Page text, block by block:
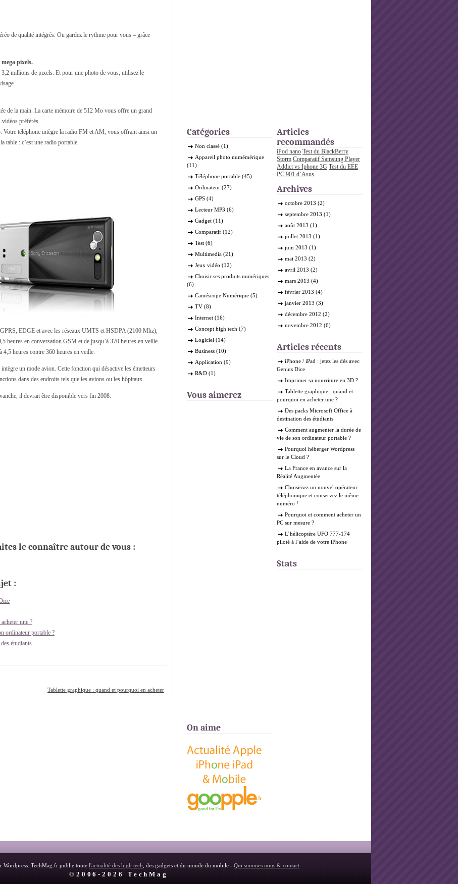
de qualité intégrés. Ou gardez le rythme pour vous – grâce
mega pixels.
3,2 millions de pixels. Et pour une photo de vous, utilisez le
de la main. La carte mémoire de 512 Mo vous offre un grand
vidéos préférés.
Votre téléphone intègre la radio FM et AM, vous offrant ainsi un
table : c’est une radio portable.
EDGE et avec les réseaux UMTS et HSDPA (2100 Mhz),
heures en conversation GSM et de jusqu’à 370 heures en veille
heures contre 360 heures en veille.
un mode avion. Cette fonction qui désactive les émetteurs
dans des endroits tels que les avions ou les hôpitaux.
il devrait être disponible vers fin 2008.
le connaître autour de vous :
:
une ?
ordinateur portable ?
étudiants
Tablette graphique : quand et pourquoi en acheter
Catégories
Non classé (1)
Appareil photo numémérique
(11)
Téléphone portable (45)
Ordinateur (27)
GPS (4)
Lecteur MP3 (6)
Gadget (11)
Comparatif (12)
Test (6)
Multimedia (21)
Jeux vidéo (12)
Choisir ses produits numériques
(6)
Caméscope Numérique (5)
TV (8)
Internet (16)
Concept high tech (7)
Logiciel (14)
Business (10)
Application (9)
R&D (1)
Vous aimerez
On aime
Articles
recommandés
iPod nano Test du BlackBerry
Storm Comparatif Samsung Player
Addict vs Iphone 3G Test du EEE
PC 901 d’Asus.
Archives
octobre 2013 (2)
septembre 2013 (1)
août 2013 (1)
juillet 2013 (1)
juin 2013 (1)
mai 2013 (2)
avril 2013 (2)
mars 2013 (4)
février 2013 (4)
janvier 2013 (3)
décembre 2012 (2)
novembre 2012 (6)
Articles récents
iPhone / iPad : jetez les dés avec
Genius Dice
Imprimer sa nourriture en 3D ?
Tablette graphique : quand et
pourquoi en acheter une ?
Des packs Microsoft Office à
destination des étudiants
Comment augmenter la durée de
vie de son ordinateur portable ?
Pourquoi héberger Wordpress
sur le Cloud ?
La France en avance sur la
Réalité Augmentée
Choisissez un nouvel opérateur
téléphonique et conservez le même
numéro !
Pourquoi et comment acheter un
PC sur mesure ?
L’hélicoptère UFO 777-174
piloté à l’aide de votre iPhone
Stats
Wordpress. TechMag.fr publie toute l'actualité des high tech , des gadgets et du monde du mobile - Qui sommes nous & contact
©2006-2026 TechMag